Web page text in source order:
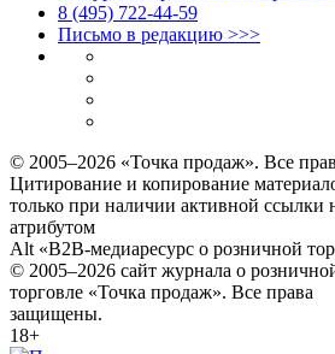
8 (495) 722‑44‑59
Письмо в редакцию >>>
© 2005–2026 «Точка продаж». Все
Цитирование и копирование
только при наличии активной ссылки
атрибутом
Alt «B2B-медиаресурс о розничной
© 2005–2026 сайт журнала о
торговле «Точка продаж». Все права
защищены.
18+